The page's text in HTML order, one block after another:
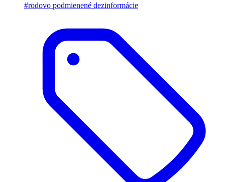
#rodovo podmienené dezinformácie